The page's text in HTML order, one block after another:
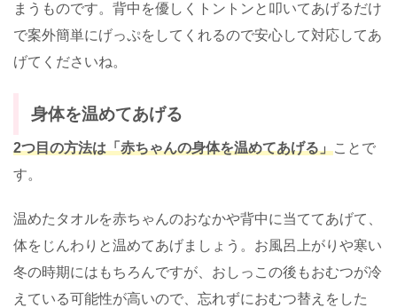
まうものです。背中を優しくトントンと叩いてあげるだけ
で案外簡単にげっぷをしてくれるので安心して対応してあ
げてくださいね。
身体を温めてあげる
2つ目の方法は「赤ちゃんの身体を温めてあげる」ことで
す。
温めたタオルを赤ちゃんのおなかや背中に当ててあげて、
体をじんわりと温めてあげましょう。お風呂上がりや寒い
冬の時期にはもちろんですが、おしっこの後もおむつが冷
えている可能性が高いので、忘れずにおむつ替えをした